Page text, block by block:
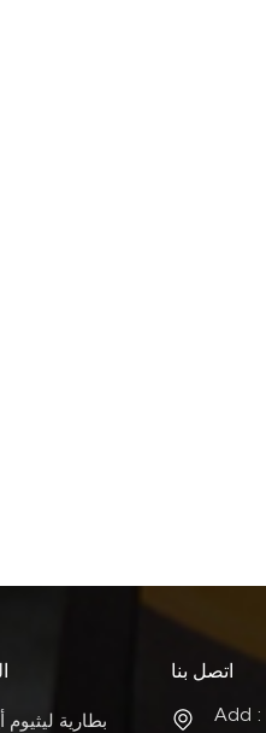
بطارية
اتصل بنا
Add :